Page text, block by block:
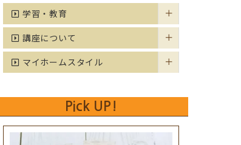
学習・教育
講座について
マイホームスタイル
Pick UP!